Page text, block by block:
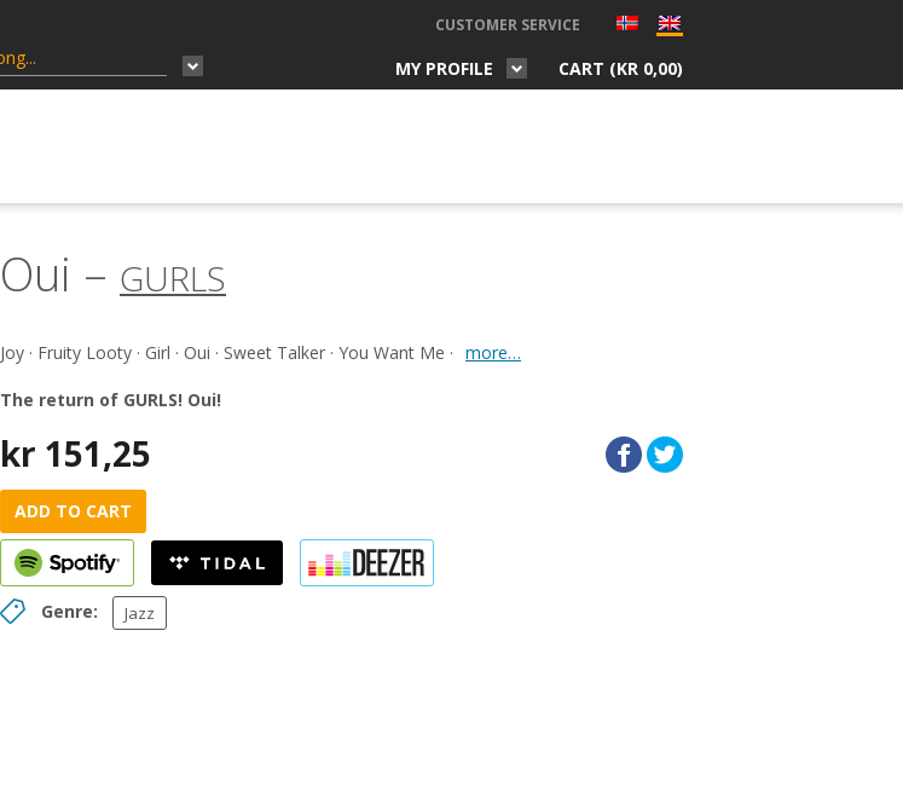
CUSTOMER SERVICE
MY PROFILE CART (KR 0,00)
Oui – GURLS
Joy · Fruity Looty · Girl · Oui · Sweet Talker · You Want Me · more…
The return of GURLS! Oui!
kr 151,25
ADD TO CART
Genre: Jazz